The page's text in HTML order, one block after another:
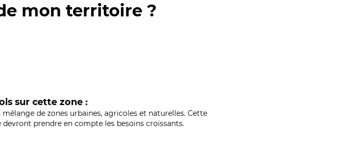
mon territoire ?
sur cette zone :
de zones urbaines, agricoles et naturelles. Cette
prendre en compte les besoins croissants.